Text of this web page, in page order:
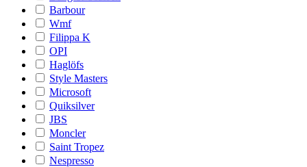
Barbour
Wmf
Filippa K
OPI
Haglöfs
Style Masters
Microsoft
Quiksilver
JBS
Moncler
Saint Tropez
Nespresso